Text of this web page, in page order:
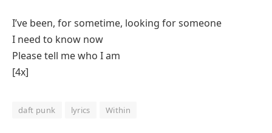
I’ve been, for sometime, looking for someone
I need to know now
Please tell me who I am
[4x]
daft punk lyrics Within